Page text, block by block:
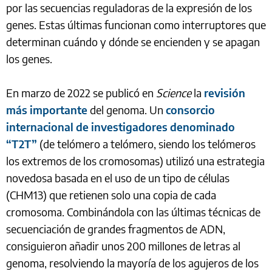
por las secuencias reguladoras de la expresión de los
genes. Estas últimas funcionan como interruptores que
determinan cuándo y dónde se encienden y se apagan
los genes.
En marzo de 2022 se publicó en Sciencela revisión
más importantedel genoma. Un consorcio
internacional de investigadores denominado
“T2T” (de telómero a telómero, siendo los telómeros
los extremos de los cromosomas) utilizó una estrategia
novedosa basada en el uso de un tipo de células
(CHM13) que retienen solo una copia de cada
cromosoma. Combinándola con las últimas técnicas de
secuenciación de grandes fragmentos de ADN,
consiguieron añadir unos 200 millones de letras al
genoma, resolviendo la mayoría de los agujeros de los